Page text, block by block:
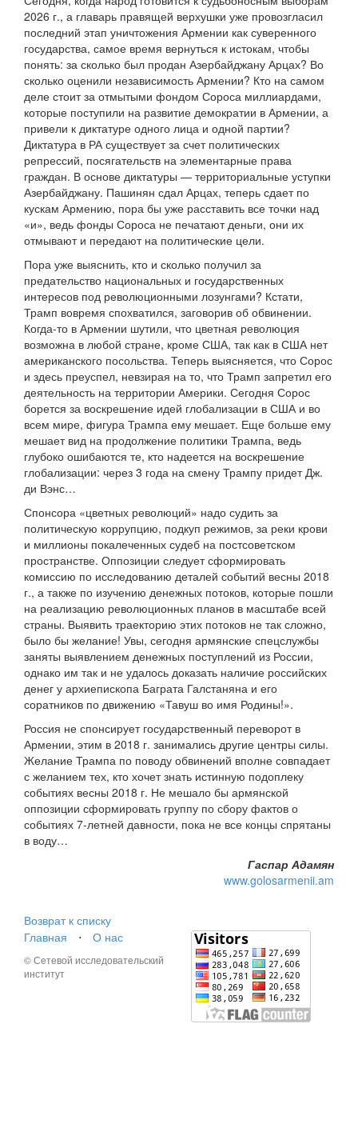
2026 г., а главарь правящей верхушки уже провозгласил
последний этап уничтожения Армении как суверенного
государства, самое время вернуться к истокам, чтобы
понять: за сколько был продан Азербайджану Арцах? Во
сколько оценили независимость Армении? Кто на самом
деле стоит за отмытыми фондом Сороса миллиардами,
которые поступили на развитие демократии в Армении, а
привели к диктатуре одного лица и одной партии?
Диктатура в РА существует за счет политических
репрессий, посягательств на элементарные права
граждан. В основе диктатуры — территориальные уступки
Азербайджану. Пашинян сдал Арцах, теперь сдает по
кускам Армению, пора бы уже расставить все точки над
«и», ведь фонды Сороса не печатают деньги, они их
отмывают и передают на политические цели.
Пора уже выяснить, кто и сколько получил за
предательство национальных и государственных
интересов под революционными лозунгами? Кстати,
Трамп вовремя спохватился, заговорив об обвинении.
Когда-то в Армении шутили, что цветная революция
возможна в любой стране, кроме США, так как в США нет
американского посольства. Теперь выясняется, что Сорос
и здесь преуспел, невзирая на то, что Трамп запретил его
деятельность на территории Америки. Сегодня Сорос
борется за воскрешение идей глобализации в США и во
всем мире, фигура Трампа ему мешает. Еще больше ему
мешает вид на продолжение политики Трампа, ведь
глубоко ошибаются те, кто надеется на воскрешение
глобализации: через 3 года на смену Трампу придет Дж.
ди Вэнс…
Спонсора «цветных революций» надо судить за
политическую коррупцию, подкуп режимов, за реки крови
и миллионы покалеченных судеб на постсоветском
пространстве. Оппозиции следует сформировать
комиссию по исследованию деталей событий весны 2018
г., а также по изучению денежных потоков, которые пошли
на реализацию революционных планов в масштабе всей
страны. Выявить траекторию этих потоков не так сложно,
было бы желание! Увы, сегодня армянские спецслужбы
заняты выявлением денежных поступлений из России,
однако им так и не удалось доказать наличие российских
денег у архиепископа Баграта Галстаняна и его
соратников по движению «Тавуш во имя Родины!».
Россия не спонсирует государственный переворот в
Армении, этим в 2018 г. занимались другие центры силы.
Желание Трампа по поводу обвинений вполне совпадает
с желанием тех, кто хочет знать истинную подоплеку
событиях весны 2018 г. Не мешало бы армянской
оппозиции сформировать группу по сбору фактов о
событиях 7-летней давности, пока не все концы спрятаны
в воду…
Гаспар Адамян
www.golosarmenii.am
Возврат к списку
Главная
⋅ О нас
© Сетевой исследовательский
институт